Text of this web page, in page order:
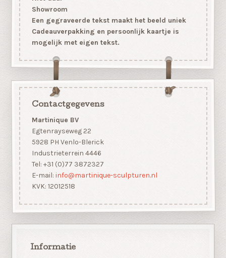
Showroom
Een gegraveerde tekst maakt het beeld uniek
Cadeauverpakking en persoonlijk kaartje is
mogelijk met eigen tekst.
Contactgegevens
Martinique BV
Egtenrayseweg 22
5928 PH Venlo-Blerick
Industrieterrein 4446
Tel: +31 (0)77 3872327
E-mail: info@martinique-sculpturen.nl
KVK: 12012518
Informatie